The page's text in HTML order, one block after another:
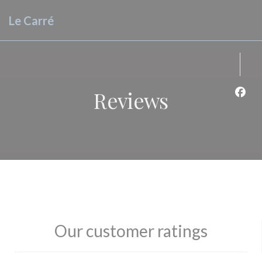
Le Carré
Reviews
Our customer ratings